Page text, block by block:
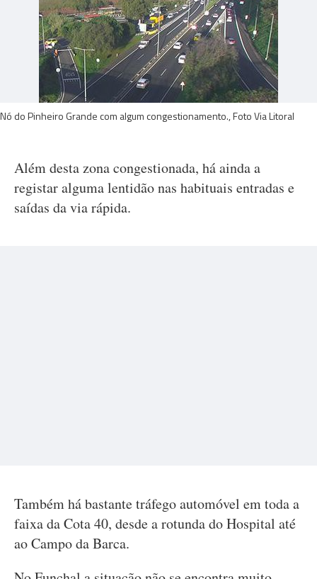
Nó do Pinheiro Grande com algum congestionamento., Foto Via Litoral
Além desta zona congestionada, há ainda a
registar alguma lentidão nas habituais entradas e
saídas da via rápida.
Também há bastante tráfego automóvel em toda a
faixa da Cota 40, desde a rotunda do Hospital até
ao Campo da Barca.